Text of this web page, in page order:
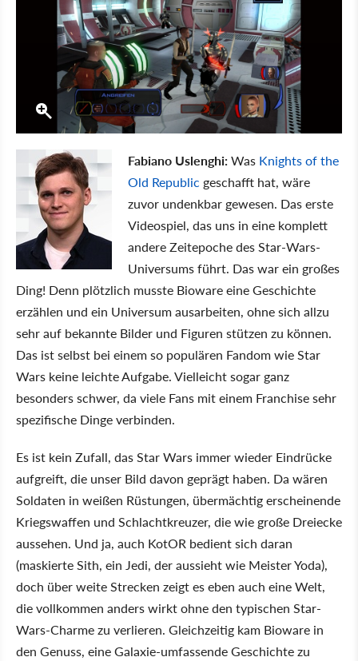
Fabiano Uslenghi:Was Knights of the
Old Republic geschafft hat, wäre
zuvor undenkbar gewesen. Das erste
Videospiel, das uns in eine komplett
andere Zeitepoche des Star-Wars-
Universums führt. Das war ein großes
Ding! Denn plötzlich musste Bioware eine Geschichte
erzählen und ein Universum ausarbeiten, ohne sich allzu
sehr auf bekannte Bilder und Figuren stützen zu können.
Das ist selbst bei einem so populären Fandom wie Star
Wars keine leichte Aufgabe. Vielleicht sogar ganz
besonders schwer, da viele Fans mit einem Franchise sehr
spezifische Dinge verbinden.
Es ist kein Zufall, das Star Wars immer wieder Eindrücke
aufgreift, die unser Bild davon geprägt haben. Da wären
Soldaten in weißen Rüstungen, übermächtig erscheinende
Kriegswaffen und Schlachtkreuzer, die wie große Dreiecke
aussehen. Und ja, auch KotOR bedient sich daran
(maskierte Sith, ein Jedi, der aussieht wie Meister Yoda),
doch über weite Strecken zeigt es eben auch eine Welt,
die vollkommen anders wirkt ohne den typischen Star-
Wars-Charme zu verlieren. Gleichzeitig kam Bioware in
den Genuss, eine Galaxie-umfassende Geschichte zu